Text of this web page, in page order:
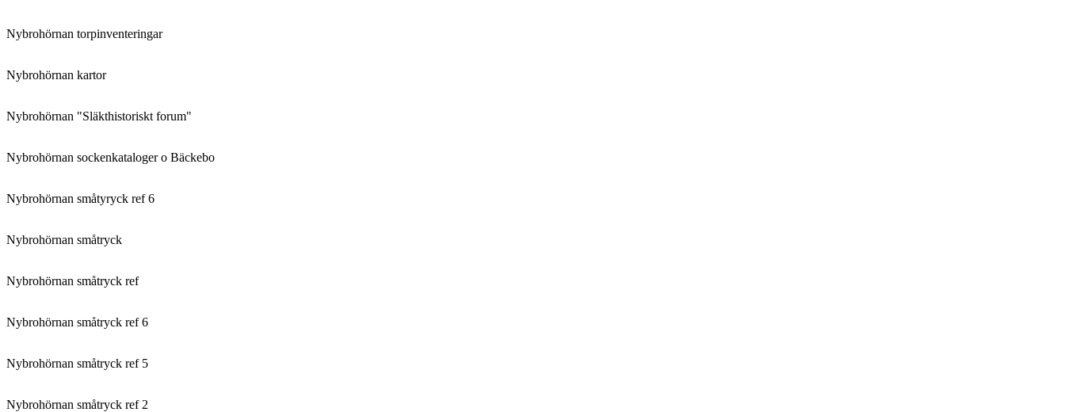
Nybrohörnan torpinventeringar
Nybrohörnan kartor
Nybrohörnan "Släkthistoriskt forum"
Nybrohörnan sockenkataloger o Bäckebo
Nybrohörnan småtyryck ref 6
Nybrohörnan småtryck
Nybrohörnan småtryck ref
Nybrohörnan småtryck ref 6
Nybrohörnan småtryck ref 5
Nybrohörnan småtryck ref 2